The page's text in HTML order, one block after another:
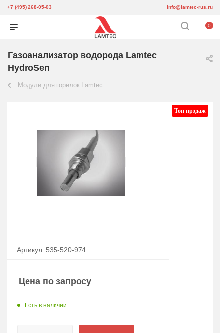
+7 (495) 268-05-03 info@lamtec-rus.ru
0
Газоанализатор водорода Lamtec
HydroSen
Модули для горелок Lamtec
Топ продаж
Артикул: 535-520-974
Цена по запросу
Есть в наличии